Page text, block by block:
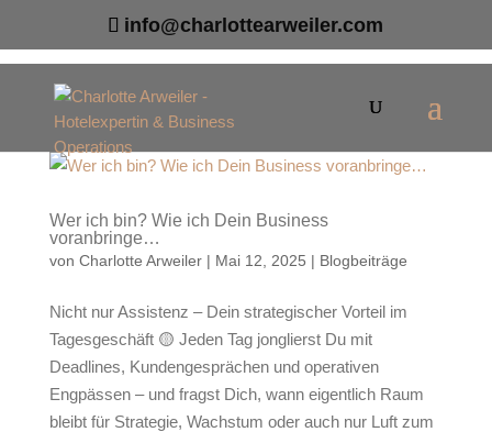
info@charlottearweiler.com
Wer ich bin? Wie ich Dein Business
voranbringe…
von Charlotte Arweiler| Mai 12, 2025 | Blogbeiträge
Nicht nur Assistenz – Dein strategischer Vorteil im
Tagesgeschäft 🟡 Jeden Tag jonglierst Du mit
Deadlines, Kundengesprächen und operativen
Engpässen – und fragst Dich, wann eigentlich Raum
bleibt für Strategie, Wachstum oder auch nur Luft zum